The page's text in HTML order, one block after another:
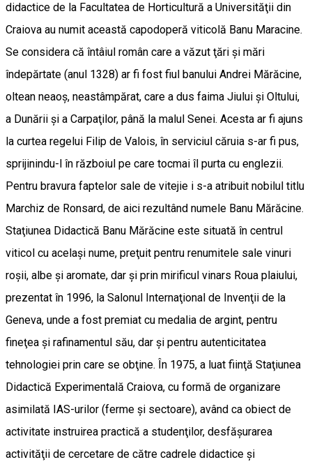
didactice de la Facultatea de Horticultură a Universităţii din
Craiova au numit această capodoperă viticolă Banu Maracine.
Se considera că întâiul român care a văzut ţări şi mări
îndepărtate (anul 1328) ar fi fost fiul banului Andrei Mărăcine,
oltean neaoş, neastâmpărat, care a dus faima Jiului şi Oltului,
a Dunării şi a Carpaţilor, până la malul Senei. Acesta ar fi ajuns
la curtea regelui Filip de Valois, în serviciul căruia s-ar fi pus,
sprijinindu-l în războiul pe care tocmai îl purta cu englezii.
Pentru bravura faptelor sale de vitejie i s-a atribuit nobilul titlu
Marchiz de Ronsard, de aici rezultând numele Banu Mărăcine.
Staţiunea Didactică Banu Mărăcine este situată în centrul
viticol cu acelaşi nume, preţuit pentru renumitele sale vinuri
roşii, albe şi aromate, dar şi prin mirificul vinars Roua plaiului,
prezentat în 1996, la Salonul Internaţional de Invenţii de la
Geneva, unde a fost premiat cu medalia de argint, pentru
fineţea şi rafinamentul său, dar şi pentru autenticitatea
tehnologiei prin care se obţine. În 1975, a luat fiinţă Staţiunea
Didactică Experimentală Craiova, cu formă de organizare
asimilată IAS-urilor (ferme şi sectoare), având ca obiect de
activitate instruirea practică a studenţilor, desfăşurarea
activităţii de cercetare de către cadrele didactice şi